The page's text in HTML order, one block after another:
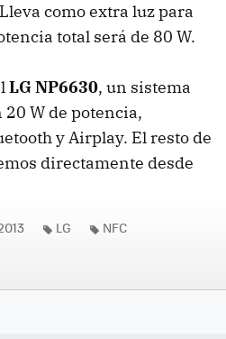
como extra luz para
total será de 80 W.
LG NP6630, un sistema
W de potencia,
y Airplay. El resto de
directamente desde
LG NFC